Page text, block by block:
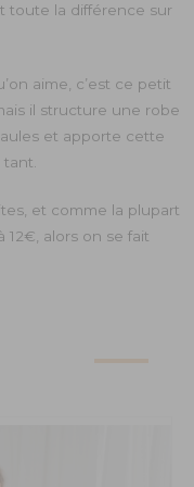
toute la différence sur
aime, c’est ce petit
il structure une robe
et apporte cette
tant.
et comme la plupart
12€, alors on se fait